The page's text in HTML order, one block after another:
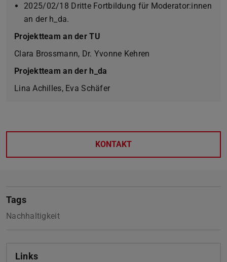
2025/02/18 Dritte Fortbildung für Moderator:innen
an der h_da.
Projektteam an der TU
Clara Brossmann, Dr. Yvonne Kehren
Projektteam an der h_da
Lina Achilles, Eva Schäfer
KONTAKT
Tags
Nachhaltigkeit
Links